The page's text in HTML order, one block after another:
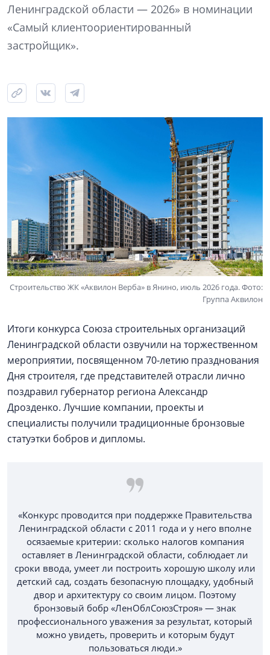
Ленинградской области — 2026» в номинации
«Самый клиентоориентированный
застройщик».
Строительство ЖК «Аквилон Верба» в Янино, июль 2026 года. Фото:
Группа Аквилон
Итоги конкурса Союза строительных организаций
Ленинградской области озвучили на торжественном
мероприятии, посвященном 70-летию празднования
Дня строителя, где представителей отрасли лично
поздравил губернатор региона Александр
Дрозденко. Лучшие компании, проекты и
специалисты получили традиционные бронзовые
статуэтки бобров и дипломы.
«Конкурс проводится при поддержке Правительства
Ленинградской области с 2011 года и у него вполне
осязаемые критерии: сколько налогов компания
оставляет в Ленинградской области, соблюдает ли
сроки ввода, умеет ли построить хорошую школу или
детский сад, создать безопасную площадку, удобный
двор и архитектуру со своим лицом. Поэтому
бронзовый бобр «ЛенОблСоюзСтроя» — знак
профессионального уважения за результат, который
можно увидеть, проверить и которым будут
пользоваться люди.»